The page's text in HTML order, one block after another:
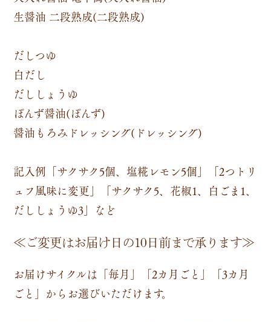
生醤油 二段熟成(二段熟成)
だしつゆ
白だし
だししょうゆ
ぽんず醤油(ぽんず)
醤油もろみドレッシング(ドレッシング)
記入例「サクサク5個、塩糀レモン5個」「2つトリ
ュフ風味に変更」「サクサク5、花椒1、白ごま1、
だししょうゆ3」など
≪ご変更はお届け日の10日前まで承ります≫
お届けサイクルは「毎月」「2カ月ごと」「3カ月
ごと」からお選びいただけます。